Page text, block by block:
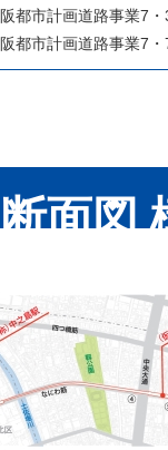
都市計画道路事業7
都市計画道路事業7
面図